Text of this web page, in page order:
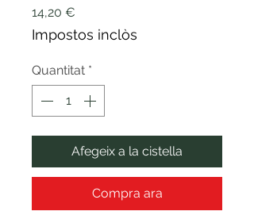
14,20 €
Impostos inclòs
Quantitat *
Afegeix a la cistella
Compra ara